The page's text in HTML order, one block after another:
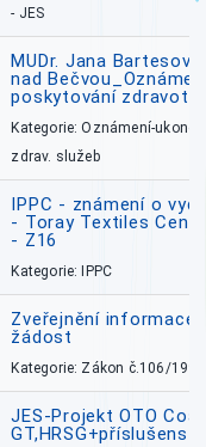
- JES
MUDr. Jana
nad
poskytování
Kategorie: Oznámení-
zdrav. služeb
IPPC - známení o
- Toray Textiles
- Z16
Kategorie: IPPC
Zveřejnění informace
žádost
Kategorie: Zákon č.106/1999
JES-Projekt OTO